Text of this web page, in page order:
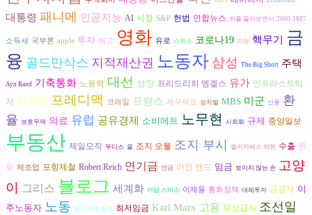
대통령 패니메 인공지능 AI 시장 S&P 헌법 연합뉴스 뒤를 돌아보면서:2000-1887
소득세 국부론 apple 투자 해고 영화 유로 스위스 코로나19 여행 핵무기
금
융 골드만삭스 지적재산권 노동자 삼성 The Big Short 주택
Ayn Rand 기축통화 노동력 대선 성장 프리드리히 엥겔스 유가 인프라스트럭
처
자영업 프레디맥 코레일 프랑스 재무제표 성차별 MBS 미군 신용 환
율 보호무역 의료 유럽 공유경제 소비에트 노무현 사회화 규제 중앙일보
부동산 제일모직 무디스 물 조지 오웰 조지 부시 엘리자베스 워렌 수출 원
유 제조업 포항제철 Robert Reich 연기금 연금 아인 랜드 임금 보이지 않는 손
고양
이
그리스 블로그 세계화 아담 스미스 이재용 통화정책 대체투자 공공재 이
주노동자 노동 오스카르 랑게 최저임금 Karl Marx 고용 무상급식 조선일